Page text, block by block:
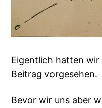
Eigentlich hatten
Beitrag vorgesehen.
Bevor wir uns aber